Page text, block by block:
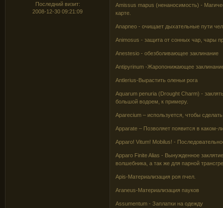
Последний визит:
2008-12-30 09:21:09
Amissus mapus (ненаносимость) -
карте.
Anapneo - очищает дыхательные пути
Animosus - защита от сонных чар, чары
Anestesio - обезболивающее заклинание
Antipyrinum -Жаропонижающее
Antlerius-Вырастить оленьи рога
Aquarum penuria (Drought Charm) -
большой водоем, к примеру.
Aparecium – используется, чтобы
Apparate – Позволяет появится в каком-
Apparo! Vitum! Mobilus! -
Apparo Finite Alias - Вынужденное
волшебника, а так же для парной
Apis-Материализация роя пчел.
Araneus-Материализация пауков
Assumentum - Заплатки на одежду